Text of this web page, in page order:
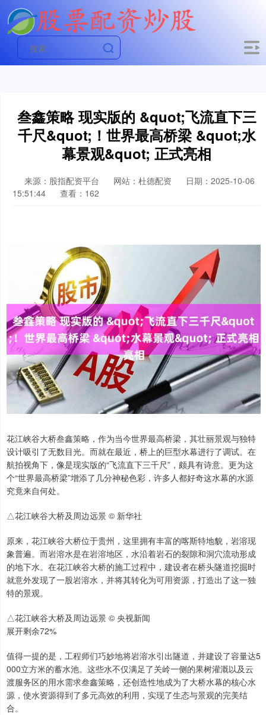
叁鑫策略 现实版的 &quot;飞流直下三
千尺&quot;！世界最高桥梁 &quot;水
幕景观&quot; 正式亮相
来源：股指配资平台 网站：杜德配资
日期：2025-10-06
15:51:44
查看：162
花江峡谷大桥叁鑫策略，作为当今世界最高桥梁，其壮丽景观与独特
设计吸引了无数目光。而就在最近，桥上的巨型水幕进行了调试。在
航拍视角下，像是现实版的“飞流直下三千尺”，颇具有诗意。更为这
个“世界最高桥梁”增添了几分神秘色彩，许多人都好奇这水幕的水源
究竟来自何处。
△花江峡谷大桥及周边远景 © 新华社
原来，花江峡谷大桥位于贵州，这里拥有丰富的喀斯特地貌，岩溶现
象普遍。而岩溶水是在岩溶地区，水沿着岩石的裂隙和洞穴流动形成
的地下水。在花江峡谷大桥的施工过程中，建设者在桥头隧道挖掘时
就意外发现了一股岩溶水，并将其转化为可用资源，打造出了这一独
特的景观。
△花江峡谷大桥及周边远景 © 央视新闻
展开剩余72%
值得一提的是，工程师们巧妙地将岩溶水引出隧道，并建设了容量达5
000立方米的蓄水池。这些水不仅满足了关岭一侧的果树灌溉以及云
渡服务区的用水需求叁鑫策略，还创造性地成为了大桥水幕的核心水
源，使水资源得到了多元高效的利用，实现了生态与景观的完美结
合。